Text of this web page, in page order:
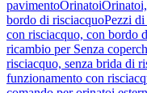
pavimentoOrinatoi
bordo di risciacquoPezzi
con risciacquo, con bordo
ricambio per Senza
risciacquo, senza brida di
funzionamento con